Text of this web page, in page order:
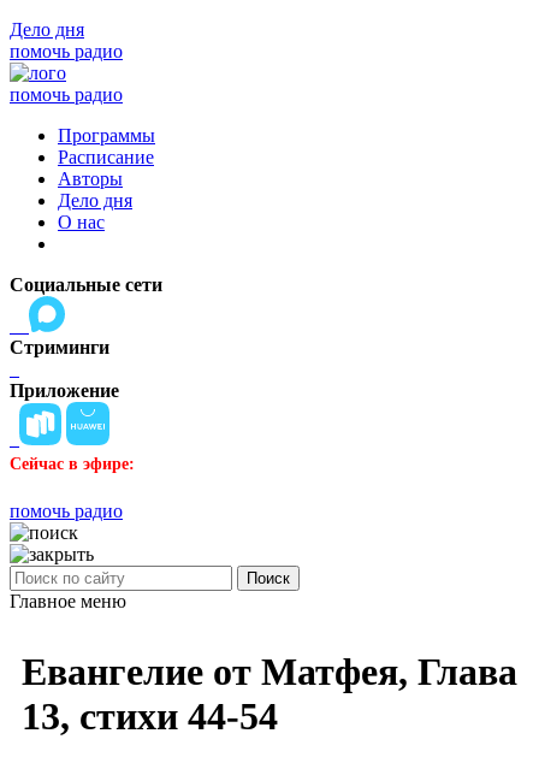
Дело дня
помочь радио
помочь радио
Программы
Расписание
Авторы
Дело дня
О нас
Социальные сети
Стриминги
Приложение
Сейчас в эфире:
помочь радио
Поиск
Главное меню
Евангелие от Матфея, Глава
13, стихи 44-54